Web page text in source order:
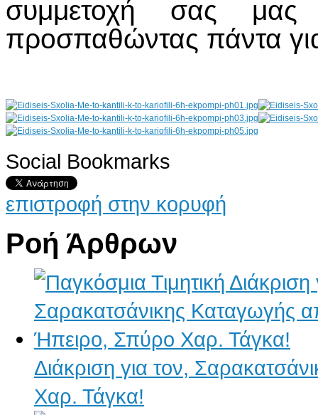
συμμετοχή σας μας
προσπαθώντας πάντα
AdmirorGallery 4.5.0, author/s Vasiljevski& Kekeljevic
Social Bookmarks
επιστροφή στην κορυφή
Ροή Άρθρων
Διάκριση για τον,
Χαρ. Τάγκα!